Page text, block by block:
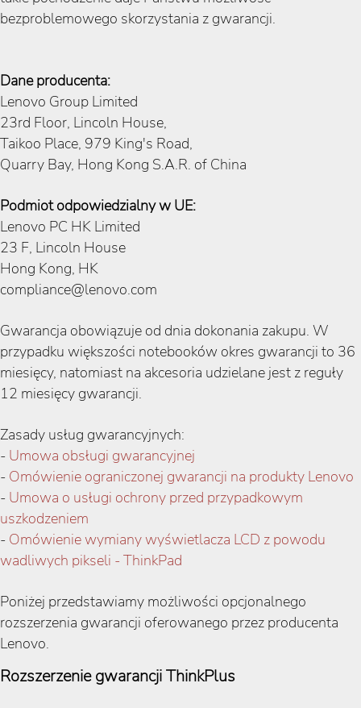
bezproblemowego skorzystania z gwarancji.
Dane producenta:
Lenovo Group Limited
23rd Floor, Lincoln House,
Taikoo Place, 979 King's Road,
Quarry Bay, Hong Kong S.A.R. of China
Podmiot odpowiedzialny w UE:
Lenovo PC HK Limited
23 F, Lincoln House
Hong Kong, HK
compliance@lenovo.com
Gwarancja obowiązuje od dnia dokonania zakupu. W
przypadku większości notebooków okres gwarancji to 36
miesięcy, natomiast na akcesoria udzielane jest z reguły
12 miesięcy gwarancji.
Zasady usług gwarancyjnych:
- Umowa obsługi gwarancyjnej
- Omówienie ograniczonej gwarancji na produkty Lenovo
- Umowa o usługi ochrony przed przypadkowym
uszkodzeniem
- Omówienie wymiany wyświetlacza LCD z powodu
wadliwych pikseli - ThinkPad
Poniżej przedstawiamy możliwości opcjonalnego
rozszerzenia gwarancji oferowanego przez producenta
Lenovo.
Rozszerzenie gwarancji ThinkPlus